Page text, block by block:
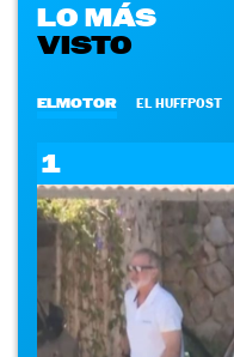
LO MÁS
VISTO
ELMOTOR EL HUFFPOST
1